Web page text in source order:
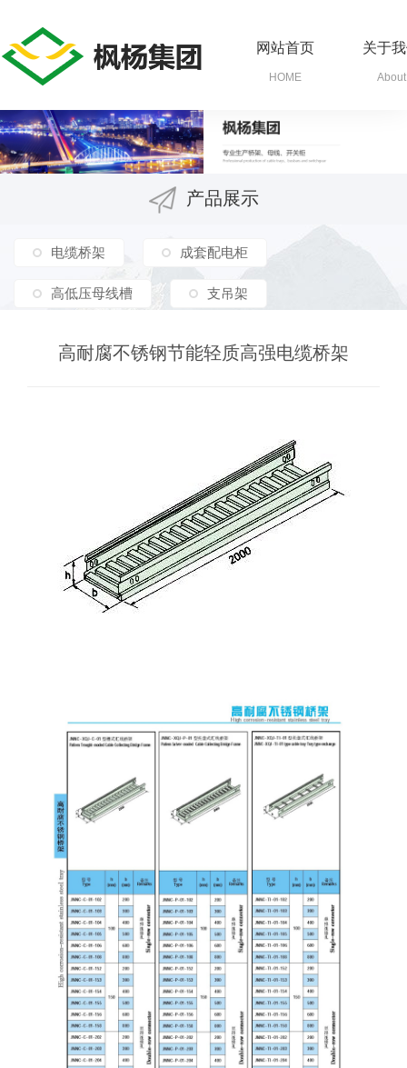
网站首页
HOME
关于
About
产品展示
电缆桥架 成套配电柜
高低压母线槽 支吊架
高耐腐不锈钢节能轻质高强电缆桥架